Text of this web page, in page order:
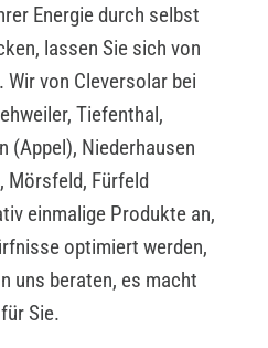
Energie durch selbst
lassen Sie sich von
von Cleversolar bei
Tiefenthal,
(Appel), Niederhausen
Mörsfeld, Fürfeld
einmalige Produkte an,
optimiert werden,
uns beraten, es macht
Sie.